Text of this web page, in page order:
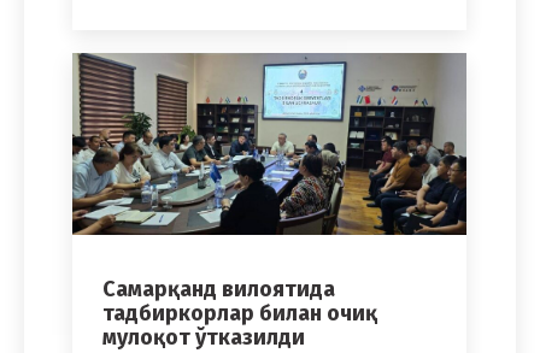
Самарқанд вилоятида
тадбиркорлар билан очиқ
мулоқот ўтказилди